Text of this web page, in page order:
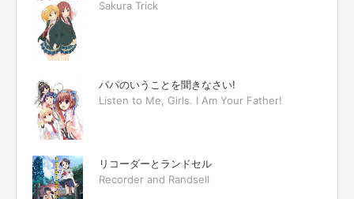
Sakura Trick
パパのいうことを聞きなさい!
Listen to Me, Girls. I Am Your Father!
リコーダーとランドセル
Recorder and Randsell